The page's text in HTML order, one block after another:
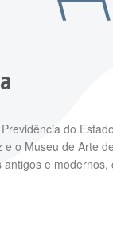
do
o Museu de Arte
e